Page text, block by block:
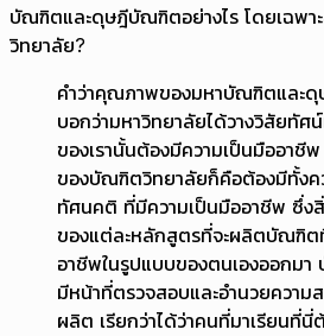
บัณฑิตและดุษฎีบัณฑิตอย่างไร โดยเฉพา
วิทยาลัย?
คำว่าคุณภาพของมหาบัณฑิตและ
บอกว่ามหาวิทยาลัยได้วางวิสัยทัศ
ของเรานั้นต้องมีความเป็นมืออาชี
ของบัณฑิตวิทยาลัยก็คือต้องมีทั้งค
ทัศนคติ ที่มีความเป็นมืออาชีพ ซึ่ง
ของแต่ละหลักสูตรที่จะผลิตบัณฑิต
อาชีพในรูปแบบของตนเองออกม
มีหน้าที่ตรวจสอบและอำนวยความ
ผลิต เรียกว่าได้ว่าคนที่มาเรียนที่